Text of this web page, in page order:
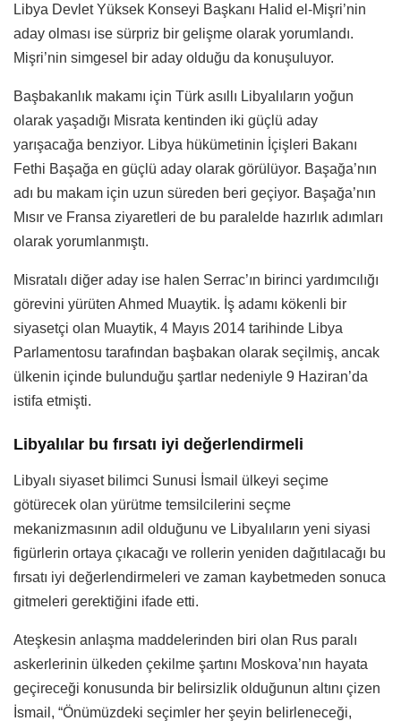
Libya Devlet Yüksek Konseyi Başkanı Halid el-Mişri’nin
aday olması ise sürpriz bir gelişme olarak yorumlandı.
Mişri’nin simgesel bir aday olduğu da konuşuluyor.
Başbakanlık makamı için Türk asıllı Libyalıların yoğun
olarak yaşadığı Misrata kentinden iki güçlü aday
yarışacağa benziyor. Libya hükümetinin İçişleri Bakanı
Fethi Başağa en güçlü aday olarak görülüyor. Başağa’nın
adı bu makam için uzun süreden beri geçiyor. Başağa’nın
Mısır ve Fransa ziyaretleri de bu paralelde hazırlık adımları
olarak yorumlanmıştı.
Misratalı diğer aday ise halen Serrac’ın birinci yardımcılığı
görevini yürüten Ahmed Muaytik. İş adamı kökenli bir
siyasetçi olan Muaytik, 4 Mayıs 2014 tarihinde Libya
Parlamentosu tarafından başbakan olarak seçilmiş, ancak
ülkenin içinde bulunduğu şartlar nedeniyle 9 Haziran’da
istifa etmişti.
Libyalılar bu fırsatı iyi değerlendirmeli
Libyalı siyaset bilimci Sunusi İsmail ülkeyi seçime
götürecek olan yürütme temsilcilerini seçme
mekanizmasının adil olduğunu ve Libyalıların yeni siyasi
figürlerin ortaya çıkacağı ve rollerin yeniden dağıtılacağı bu
fırsatı iyi değerlendirmeleri ve zaman kaybetmeden sonuca
gitmeleri gerektiğini ifade etti.
Ateşkesin anlaşma maddelerinden biri olan Rus paralı
askerlerinin ülkeden çekilme şartını Moskova’nın hayata
geçireceği konusunda bir belirsizlik olduğunun altını çizen
İsmail, “Önümüzdeki seçimler her şeyin belirleneceği,